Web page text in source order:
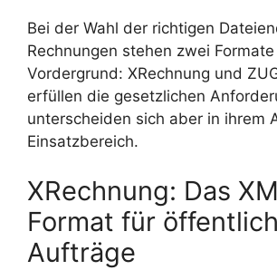
Bei der Wahl der richtigen
Rechnungen stehen zwei Formate
Vordergrund: XRechnung und
erfüllen die gesetzlichen
unterscheiden sich aber in ihrem
Einsatzbereich.
XRechnung: Das
Format für
Aufträge